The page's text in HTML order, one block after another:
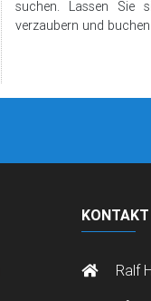
suchen. Lassen Sie
verzaubern und
KONTAKT
Ralf